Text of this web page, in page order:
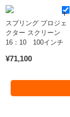
スプリング プロジェ
クター スクリーン
16：10 100インチ
¥71,100